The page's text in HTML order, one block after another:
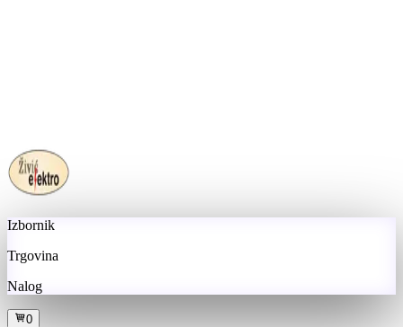
Izbornik
Trgovina
Nalog
0